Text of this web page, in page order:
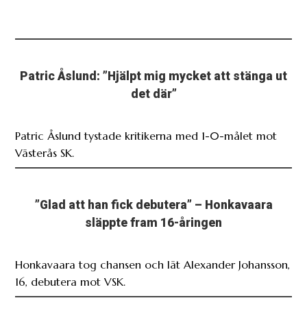
Patric Åslund: ”Hjälpt mig mycket att stänga ut
det där”
Patric Åslund tystade kritikerna med 1-0-målet mot
Västerås SK.
”Glad att han fick debutera” – Honkavaara
släppte fram 16-åringen
Honkavaara tog chansen och lät Alexander Johansson,
16, debutera mot VSK.